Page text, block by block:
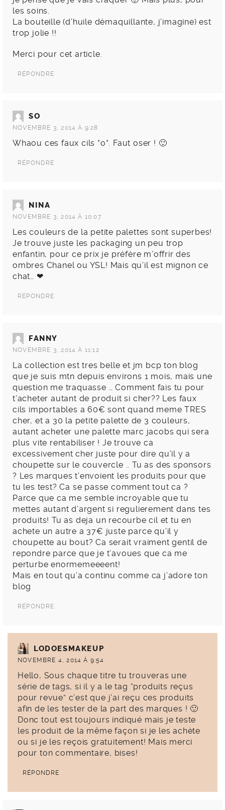
les soins.
La bouteille (d’huile démaquillante, j’imagine) est
trop jolie !!
Merci pour cet article.
RÉPONDRE
SO
NOVEMBRE 3, 2014 À 9:28
Whaou ces faux cils *o*. Faut oser ! 🙂
RÉPONDRE
NINA
NOVEMBRE 3, 2014 À 10:07
Les couleurs de la petite palettes sont superbes!
Je trouve juste les packaging un peu trop
enfantin, pour ce prix je préfère m’offrir des
ombres Chanel ou YSL! Mais qu’il est mignon ce
chat… ❤︎
RÉPONDRE
FANNY
NOVEMBRE 3, 2014 À 11:12
La collection est tres belle et jm bcp ton blog
que je suis mtn depuis environs 1 mois, mais une
question me traquasse … Comment fais tu pour
t’acheter autant de produit si cher?? Les faux
cils importables a 60€ sont quand meme TRES
cher, et a 30 la petite palette de 3 couleurs,
autant acheter une palette marc jacobs qui sera
plus vite rentabiliser ! Je trouve ca
excessivement cher juste pour dire qu’il y a
choupette sur le couvercle .. Tu as des sponsors
? Les marques t’envoient les produits pour que
tu les test? Ca se passe comment tout ca ?
Parce que ca me semble incroyable que tu
mettes autant d’argent si regulierement dans tes
produits! Tu as deja un recourbe cil et tu en
achete un autre a 37€ juste parce qu’il y
choupette au bout? Ca serait vraiment gentil de
repondre parce que je t’avoues que ca me
perturbe enormemeeeent!
Mais en tout qu’a continu comme ca j’adore ton
blog
RÉPONDRE
LODOESMAKEUP
NOVEMBRE 4, 2014 À 9:54
Hello, Sous chaque titre tu trouveras une
série de tags, si il y a le tag “produits reçus
pour revue” c’est que j’ai reçu ces produits
afin de les tester de la part des marques ! 🙂
Donc tout est toujours indiqué mais je teste
les produit de la même façon si je les achète
ou si je les reçois gratuitement! Mais merci
pour ton commentaire, bises!
RÉPONDRE